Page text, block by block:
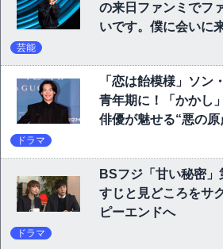
の来日ファンミでフ
いです。僕に会いに
芸能
「恋は飴模様」ソン
青年期に！「かかし
俳優が魅せる“悪の原
ドラマ
BSフジ「甘い秘密
すじと見どころをサ
ピーエンドへ
ドラマ